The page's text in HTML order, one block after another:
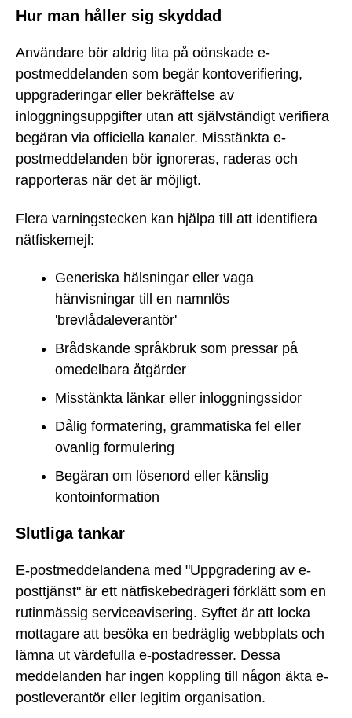
Hur man håller sig skyddad
Användare bör aldrig lita på oönskade e-
postmeddelanden som begär kontoverifiering,
uppgraderingar eller bekräftelse av
inloggningsuppgifter utan att självständigt verifiera
begäran via officiella kanaler. Misstänkta e-
postmeddelanden bör ignoreras, raderas och
rapporteras när det är möjligt.
Flera varningstecken kan hjälpa till att identifiera
nätfiskemejl:
Generiska hälsningar eller vaga
hänvisningar till en namnlös
'brevlådaleverantör'
Brådskande språkbruk som pressar på
omedelbara åtgärder
Misstänkta länkar eller inloggningssidor
Dålig formatering, grammatiska fel eller
ovanlig formulering
Begäran om lösenord eller känslig
kontoinformation
Slutliga tankar
E-postmeddelandena med "Uppgradering av e-
posttjänst" är ett nätfiskebedrägeri förklätt som en
rutinmässig serviceavisering. Syftet är att locka
mottagare att besöka en bedräglig webbplats och
lämna ut värdefulla e-postadresser. Dessa
meddelanden har ingen koppling till någon äkta e-
postleverantör eller legitim organisation.